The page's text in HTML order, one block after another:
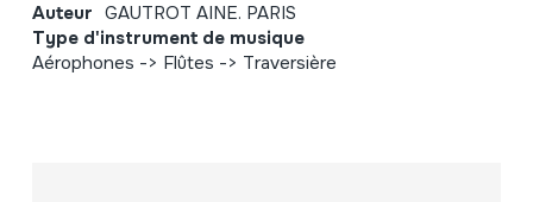
Auteur GAUTROT AINE. PARIS
Type d'instrument de musique
Aérophones -> Flûtes -> Traversière